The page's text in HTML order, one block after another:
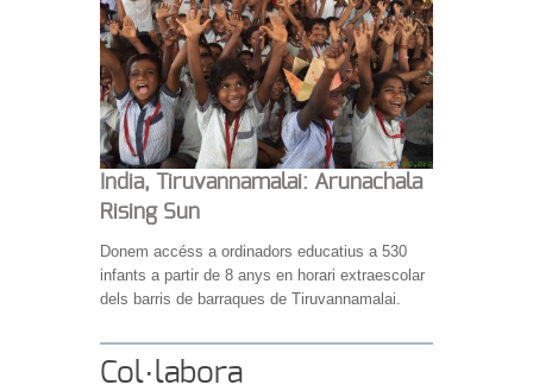
India, Tiruvannamalai: Arunachala
Rising Sun
Donem accéss a ordinadors educatius a 530
infants a partir de 8 anys en horari extraescolar
dels barris de barraques de Tiruvannamalai.
Col·labora